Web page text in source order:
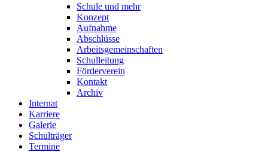
Schule und mehr
Konzept
Aufnahme
Abschlüsse
Arbeitsgemeinschaften
Schulleitung
Förderverein
Kontakt
Archiv
Internat
Karriere
Galerie
Schulträger
Termine